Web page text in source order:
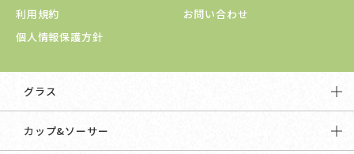
利用規約
お問い合わせ
個人情報保護方針
グラス
カップ&ソーサー